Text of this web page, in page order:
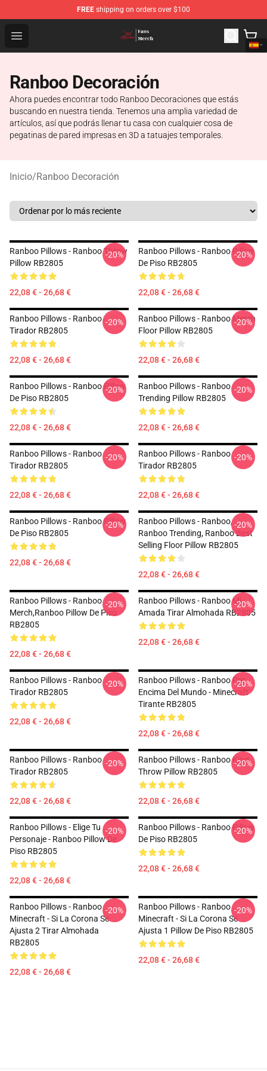
FREE shipping on orders over $100
Open menu
Ranboo Shop - Official Ranboo Merchandise Store
Ranboo Decoración
Ahora puedes encontrar todo Ranboo Decoraciones que estás
buscando en nuestra tienda. Tenemos una amplia variedad de
artículos, así que podrás llenar tu casa con cualquier cosa de
pegatinas de pared impresas en 3D a tatuajes temporales.
Inicio/Ranboo Decoración
Ranboo Pillows - Ranboo Throw
Pillow RB2805
22,08 € - 26,68 €
-20%
Ranboo Pillows - Ranboo Pillow
De Piso RB2805
22,08 € - 26,68 €
-20%
Ranboo Pillows - Ranboo
Tirador RB2805
22,08 € - 26,68 €
-20%
Ranboo Pillows - Ranboo Merch
Floor Pillow RB2805
22,08 € - 26,68 €
-20%
Ranboo Pillows - Ranboo Pillow
De Piso RB2805
22,08 € - 26,68 €
-20%
Ranboo Pillows - Ranboo
Trending Pillow RB2805
22,08 € - 26,68 €
-20%
Ranboo Pillows - Ranboo
Tirador RB2805
22,08 € - 26,68 €
-20%
Ranboo Pillows - Ranboo
Tirador RB2805
22,08 € - 26,68 €
-20%
Ranboo Pillows - Ranboo Pillow
De Piso RB2805
22,08 € - 26,68 €
-20%
Ranboo Pillows - Ranboo,
Ranboo Trending, Ranboo Best
Selling Floor Pillow RB2805
22,08 € - 26,68 €
-20%
Ranboo Pillows - Ranboo
Merch,Ranboo Pillow De Piso
RB2805
22,08 € - 26,68 €
-20%
Ranboo Pillows - Ranboo Mi
Amada Tirar Almohada RB2805
22,08 € - 26,68 €
-20%
Ranboo Pillows - Ranboo
Tirador RB2805
22,08 € - 26,68 €
-20%
Ranboo Pillows - Ranboo Por
Encima Del Mundo - Minecraft
Tirante RB2805
22,08 € - 26,68 €
-20%
Ranboo Pillows - Ranboo
Tirador RB2805
22,08 € - 26,68 €
-20%
Ranboo Pillows - Ranboo King
Throw Pillow RB2805
22,08 € - 26,68 €
-20%
Ranboo Pillows - Elige Tu
Personaje - Ranboo Pillow De
Piso RB2805
22,08 € - 26,68 €
-20%
Ranboo Pillows - Ranboo Pillow
De Piso RB2805
22,08 € - 26,68 €
-20%
Ranboo Pillows - Ranboo
Minecraft - Si La Corona Se
Ajusta 2 Tirar Almohada
RB2805
22,08 € - 26,68 €
-20%
Ranboo Pillows - Ranboo
Minecraft - Si La Corona Se
Ajusta 1 Pillow De Piso RB2805
22,08 € - 26,68 €
-20%